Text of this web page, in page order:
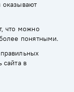
что можно
понятными.
сайта в